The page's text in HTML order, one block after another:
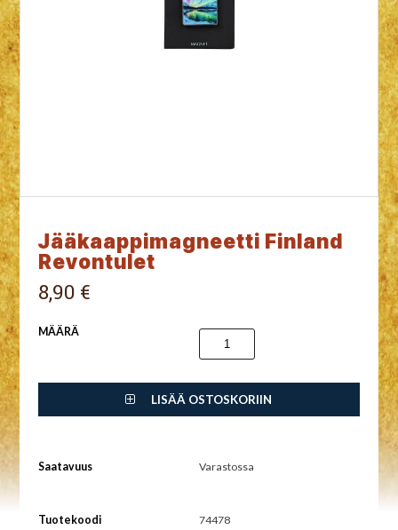
Jääkaappimagneetti Finland
Revontulet
8,90 €
MÄÄRÄ
LISÄÄ OSTOSKORIIN
Saatavuus Varastossa
Tuotekoodi 74478